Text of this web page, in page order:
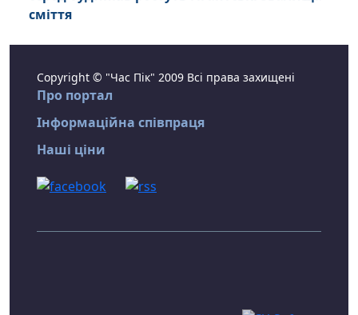
сміття
Copyright © "Час Пік" 2009 Всі права захищені
Про портал
Інформаційна співпраця
Наші ціни